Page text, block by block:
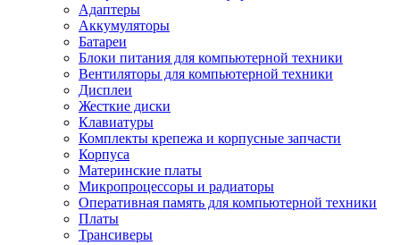
Адаптеры
Аккумуляторы
Батареи
Блоки питания для компьютерной техники
Вентиляторы для компьютерной техники
Дисплеи
Жесткие диски
Клавиатуры
Комплекты крепежа и корпусные запчасти
Корпуса
Материнские платы
Микропроцессоры и радиаторы
Оперативная память для компьютерной техники
Платы
Трансиверы